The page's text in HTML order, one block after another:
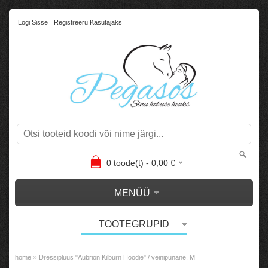
Logi Sisse Registreeru Kasutajaks
0toode(t) - 0,00€
MENÜÜ
TOOTEGRUPID
home » Dressipluus "Aubrion Kilburn Hoodie" / veinipunane, M